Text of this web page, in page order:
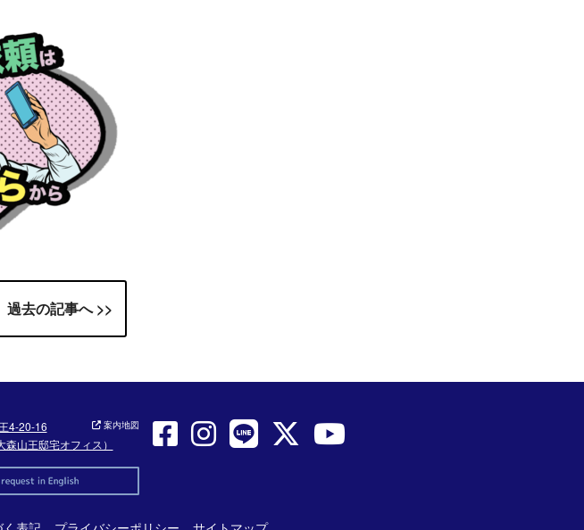
過去の記事へ >>
4-20-16
森山王邸宅オフィス）
案内地図